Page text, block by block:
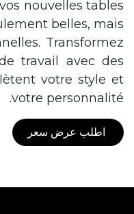
nouvelles tables
belles, mais
Transformez
travail avec des
votre style et
votre personnalité.
اطلب عرض سعر